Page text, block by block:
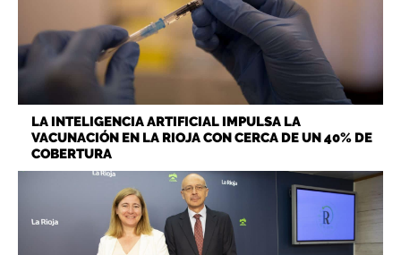
LA INTELIGENCIA ARTIFICIAL IMPULSA LA
VACUNACIÓN EN LA RIOJA CON CERCA DE UN 40% DE
COBERTURA